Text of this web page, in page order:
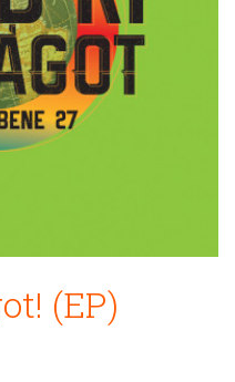
(EP)